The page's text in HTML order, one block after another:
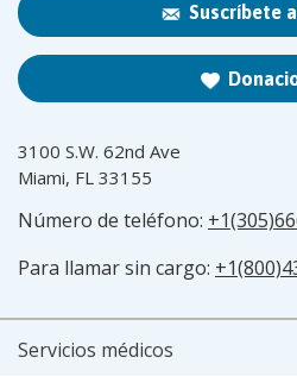
Suscríbete
3100 S.W. 62nd Ave
Miami, FL 33155
Número de teléfono:
Para llamar sin cargo:
Servicios médicos